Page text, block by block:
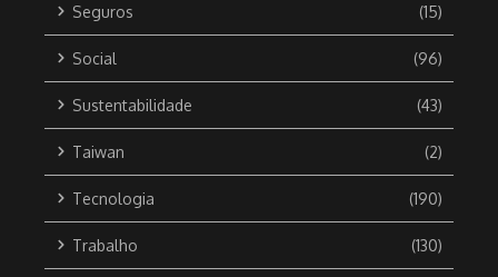
Seguros (15)
Social (96)
Sustentabilidade (43)
Taiwan (2)
Tecnologia (190)
Trabalho (130)